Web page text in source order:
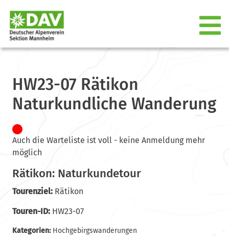
HW23-07 Rätikon
Naturkundliche Wanderung
Auch die Warteliste ist voll - keine Anmeldung mehr
möglich
Rätikon: Naturkundetour
Tourenziel:Rätikon
Touren-ID:HW23-07
Kategorien: Hochgebirgswanderungen